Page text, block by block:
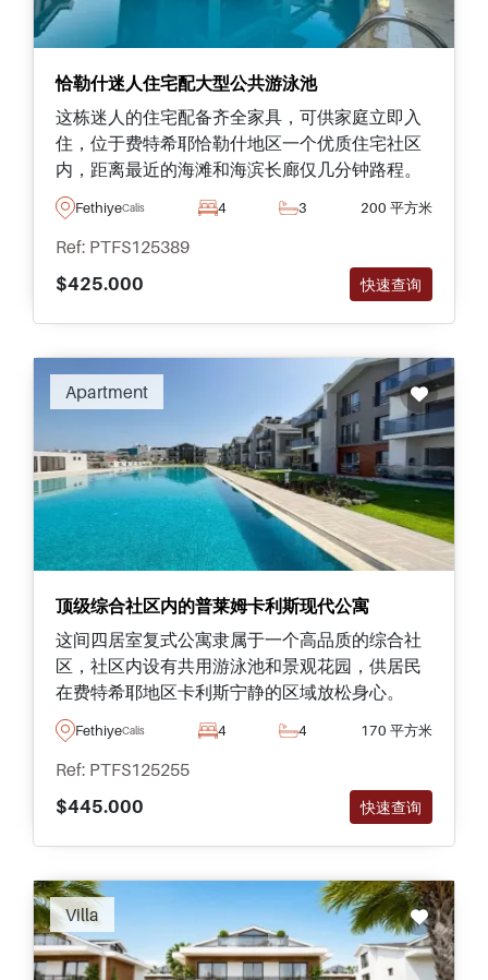
恰勒什迷人住宅配大型公共游泳池
这栋迷人的住宅配备齐全家具，可供家庭立即入
住，位于费特希耶恰勒什地区一个优质住宅社区
内，距离最近的海滩和海滨长廊仅几分钟路程。
FethiyeCalis 4 3 200 平方米
Ref: PTFS125389
$425.000
快速查询
Apartment
顶级综合社区内的普莱姆卡利斯现代公寓
这间四居室复式公寓隶属于一个高品质的综合社
区，社区内设有共用游泳池和景观花园，供居民
在费特希耶地区卡利斯宁静的区域放松身心。
FethiyeCalis 4 4 170 平方米
Ref: PTFS125255
$445.000
快速查询
Villa